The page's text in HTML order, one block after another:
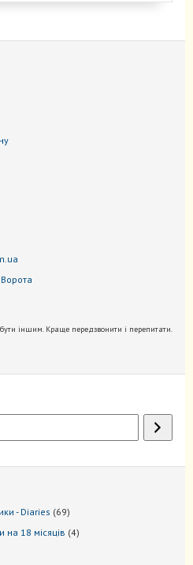
Ворота
іншим. Краще передзвонити і перепитати.
- Diaries 6969
18 місяців 44